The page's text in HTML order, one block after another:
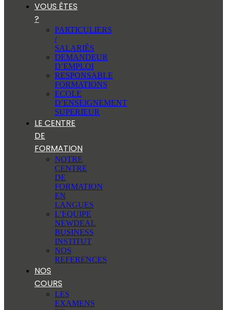
VOUS ÊTES
?
PARTICULIERS
/
SALARIÉS
DEMANDEUR
D’EMPLOI
RESPONSABLE
FORMATIONS
ECOLE
D’ENSEIGNEMENT
SUPERIEUR
LE CENTRE
DE
FORMATION
NOTRE
CENTRE
DE
FORMATION
EN
LANGUES
L’EQUIPE
NEWDEAL
BUSINESS
INSTITUT
NOS
REFERENCES
NOS
COURS
LES
EXAMENS